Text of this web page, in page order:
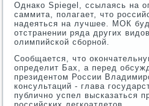
Однако Spiegel, ссылаясь на
саммита, полагает, что
надеяться на лучшее. МОК
отстранении ряда других
олимпийской сборной.
Сообщается, что
определит Бах, а перед
президентом России
консультаций - глава
публично успел высказаться